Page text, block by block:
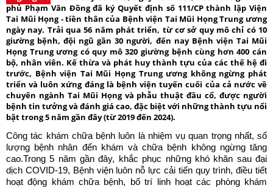
phủ Phạm Văn Đồng đã ký Quyết định số 111/CP thành lập Viện
Tai Mũi Họng - tiền thân của Bệnh viện Tai Mũi Họng Trung ương
ngày nay. Trải qua 56 năm phát triển, từ cơ sở quy mô chỉ có 10
giường bệnh, đội ngũ gần 30 người, đến nay Bệnh viện Tai Mũi
Họng Trung ương có quy mô 320 giường bệnh cùng hơn 400 cán
bộ, nhân viên. Kế thừa và phát huy thành tựu của các thế hệ đi
trước, Bệnh viện Tai Mũi Họng Trung ương không ngừng phát
triển và luôn xứng đáng là bệnh viện tuyến cuối của cả nước về
chuyên ngành Tai Mũi Họng và phẫu thuật đầu cổ, được người
bệnh tin tưởng và đánh giá cao, đặc biệt với những thành tựu nổi
bật trong 5 năm gần đây (từ 2019 đến 2024).
Công tác khám chữa bệnh luôn là nhiệm vụ quan trọng nhất, số
lượng bệnh nhân đến khám và chữa bệnh không ngừng tăng
cao.Trong 5 năm gần đây, khắc phục những khó khăn sau đại
dịch COVID-19, Bệnh viện luôn nỗ lực cải tiến quy trình, điều tiết
hoạt động khám chữa bệnh, bố trí linh hoạt các phòng khám